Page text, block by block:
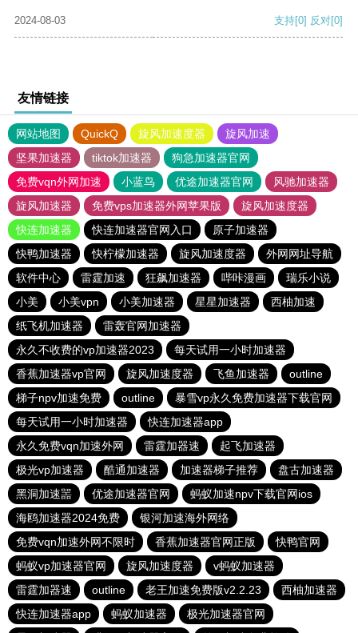
2024-08-03 支持[0] 反对[0]
友情链接
网站地图 QuickQ 旋风加速度器
旋风加速
坚果加速器
tiktok加速器
狗急加速器官网
免费vqn外网加速
小蓝鸟 优途加速器官网
风驰加速器
旋风加速器
免费vps加速器外网苹果版
旋风加速度器
快连加速器
快连加速器官网入口
原子加速器
快鸭加速器
快柠檬加速器 旋风加速度器
外网网址导航
软件中心
雷霆加速 狂飙加速器 哔咔漫画
瑞乐小说
小美
小美vpn 小美加速器 星星加速器
西柚加速
纸飞机加速器
雷轰官网加速器
永久不收费的vp加速器2023
每天试用一小时加速器
香蕉加速器vp官网
旋风加速度器 飞鱼加速器
outline
梯子npv加速免费
outline
暴雪vp永久免费加速器下载官网
每天试用一小时加速器
快连加速器app
永久免费vqn加速外网
雷霆加器速
起飞加速器
极光vp加速器
酷通加速器 加速器梯子推荐
盘古加速器
黑洞加速噐
优途加速器官网
蚂蚁加速npv下载官网ios
海鸥加速器2024免费
银河加速海外网络
免费vqn加速外网不限时
香蕉加速器官网正版
快鸭官网
蚂蚁vp加速器官网
旋风加速度器
v蚂蚁加速器
雷霆加器速
outline 老王加速免费版v2.2.23
西柚加速器
快连加速器app
蚂蚁加速器
极光加速器官网